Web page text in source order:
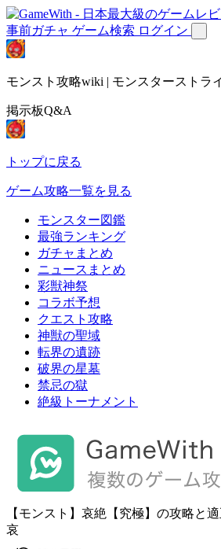
事前ガチャ ゲーム検索 ログイン
モンスト攻略wiki | モンスターストラ
掲示板Q&A
トップに戻る
ゲーム攻略一覧を見る
モンスター図鑑
最強ランキング
ガチャまとめ
ニュースまとめ
彩獣神祭
コラボ予想
クエスト攻略
神獣の聖域
転界の遺跡
破界の星墓
禁忌の獄
絶級トーナメント
【モンスト】哀絶【究極】の攻略と
哀